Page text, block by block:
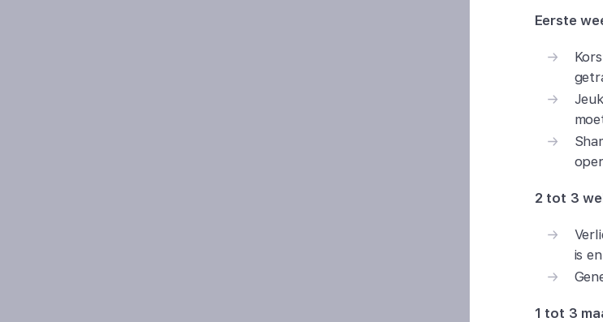
Eerste
2 tot 3
is
1 tot 3